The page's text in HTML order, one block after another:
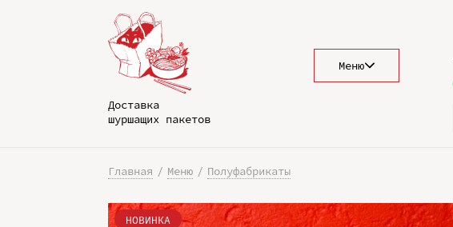
Доставка
шуршащих пакетов
Меню
Главная Меню Полуфабрикаты
НОВИНКА